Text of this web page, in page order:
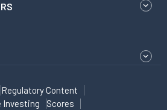
Regulatory Content
Investing
Scores